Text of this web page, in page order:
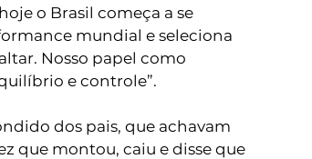
o Brasil começa a se
mundial e seleciona
Nosso papel como
e controle”.
dos pais, que achavam
que montou, caiu e disse que